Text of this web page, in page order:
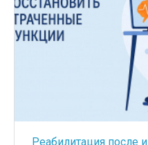
Реабилитация после